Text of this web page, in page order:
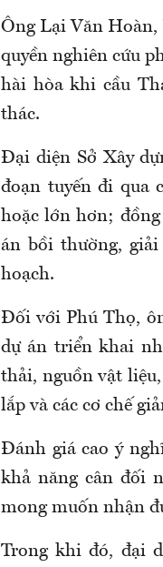
Ông Lại Văn
quyền nghiên cứu
hài hòa khi cầu
thác.
Đại diện Sở Xây
đoạn tuyến đi qua
hoặc lớn hơn;
án bồi thường,
hoạch.
Đối với Phú Thọ,
dự án triển khai
thải, nguồn vật
lắp và các cơ chế
Đánh giá cao ý
khả năng cân đối
mong muốn nhận
Trong khi đó, đại